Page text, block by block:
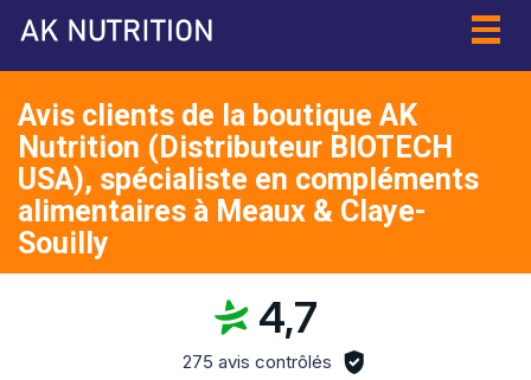
Avis clients de la boutique AK
Nutrition (Distributeur BIOTECH
USA), spécialiste en compléments
alimentaires à Meaux & Claye-
Souilly
4,7
275 avis contrôlés